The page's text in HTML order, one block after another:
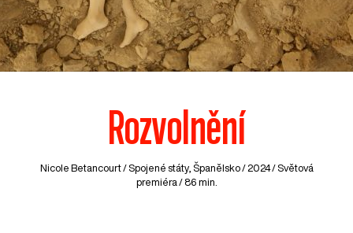
Rozvolnění
Nicole Betancourt / Spojené státy, Španělsko/ 2024 / Světová
premiéra / 86 min.